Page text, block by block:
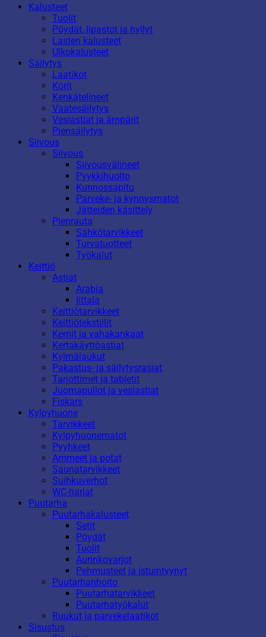
Kalusteet
Tuolit
Pöydät, lipastot ja hyllyt
Lasten kalusteet
Ulkokalusteet
Säilytys
Laatikot
Korit
Kenkätelineet
Vaatesäilytys
Vesiastiat ja ämpärit
Piensäilytys
Siivous
Siivous
Siivousvälineet
Pyykkihuolto
Kunnossapito
Parveke- ja kynnysmatot
Jätteiden käsittely
Pienrauta
Sähkötarvikkeet
Turvatuotteet
Työkalut
Keittiö
Astiat
Arabia
Iittala
Keittiötarvikkeet
Keittiötekstiilit
Kernit ja vahakankaat
Kertakäyttöastiat
Kylmälaukut
Pakastus- ja säilytysrasiat
Tarjottimet ja tabletit
Juomapullot ja vesiastiat
Fiskars
Kylpyhuone
Tarvikkeet
Kylpyhuonematot
Pyyhkeet
Ammeet ja potat
Saunatarvikkeet
Suihkuverhot
WC-harjat
Puutarha
Puutarhakalusteet
Setit
Pöydät
Tuolit
Aurinkovarjot
Pehmusteet ja istuintyynyt
Puutarhanhoito
Puutarhatarvikkeet
Puutarhatyökalut
Ruukut ja parvekelaatikot
Sisustus